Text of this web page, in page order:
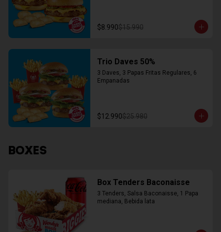
$8.990$15.990
Trio Daves 50%
3 Daves, 3 Papas Fritas Regulares, 6
Empanadas
$12.990$25.980
BOXES
Box Tenders Baconaisse
3 Tenders, Salsa Baconaisse, 1 Papa
mediana, Bebida lata